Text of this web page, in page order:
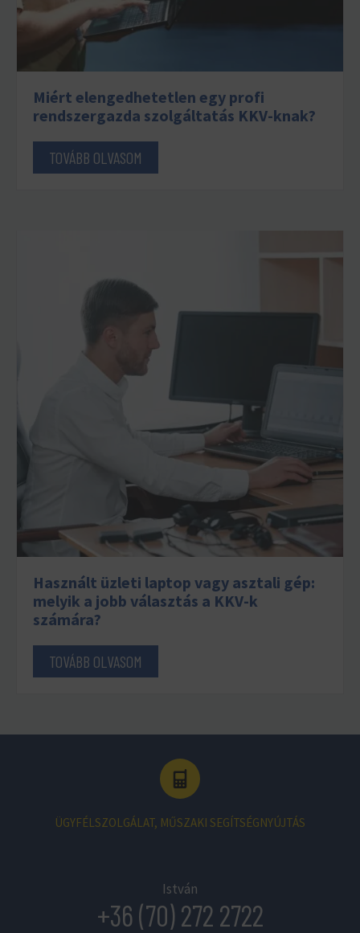
Miért elengedhetetlen egy profi
rendszergazda szolgáltatás KKV-knak?
TOVÁBB OLVASOM
Használt üzleti laptop vagy asztali gép:
melyik a jobb választás a KKV-k
számára?
TOVÁBB OLVASOM
ÜGYFÉLSZOLGÁLAT, MŰSZAKI SEGÍTSÉGNYÚJTÁS
István
+36 (70) 272 2722